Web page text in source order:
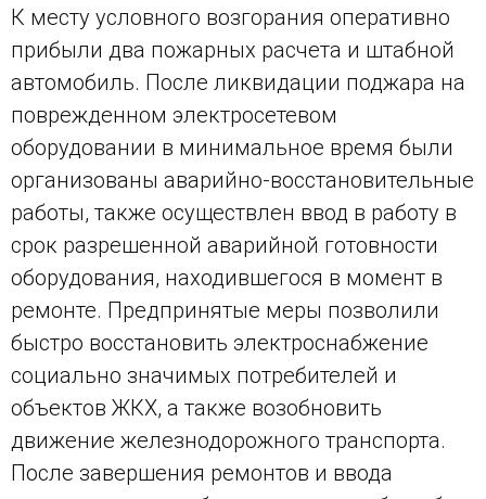
К месту условного возгорания оперативно
прибыли два пожарных расчета и штабной
автомобиль. После ликвидации поджара на
поврежденном электросетевом
оборудовании в минимальное время были
организованы аварийно-восстановительные
работы, также осуществлен ввод в работу в
срок разрешенной аварийной готовности
оборудования, находившегося в момент в
ремонте. Предпринятые меры позволили
быстро восстановить электроснабжение
социально значимых потребителей и
объектов ЖКХ, а также возобновить
движение железнодорожного транспорта.
После завершения ремонтов и ввода